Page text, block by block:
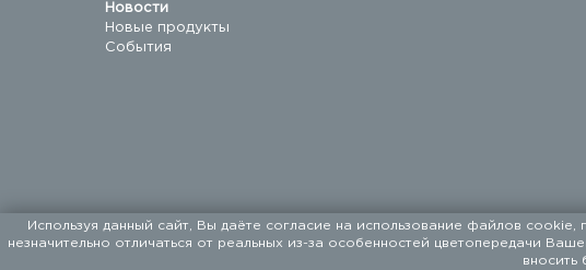
Новости
Новые продукты
События
ООО «ФАЛКОН ПЕТ». Мы поставляем товары для домашних
Используя данный сайт, Вы даёте согласие на использование файлов
незначительно отличаться от реальных из-за особенностей цветопередачи
вносить